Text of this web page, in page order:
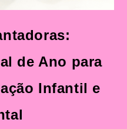
de Ano para
Infantil e